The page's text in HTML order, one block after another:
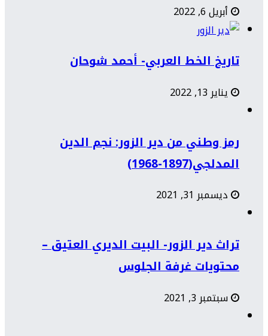
أبريل 6, 2022
تاريخ الخط العربي- أحمد شوحان
يناير 13, 2022
رمز وطني من دير الزور: نجم الدين
المدلجي(1897-1968)
ديسمبر 31, 2021
تراث دير الزور- البيت الديري العتيق –
محتويات غرفة الجلوس
سبتمبر 3, 2021